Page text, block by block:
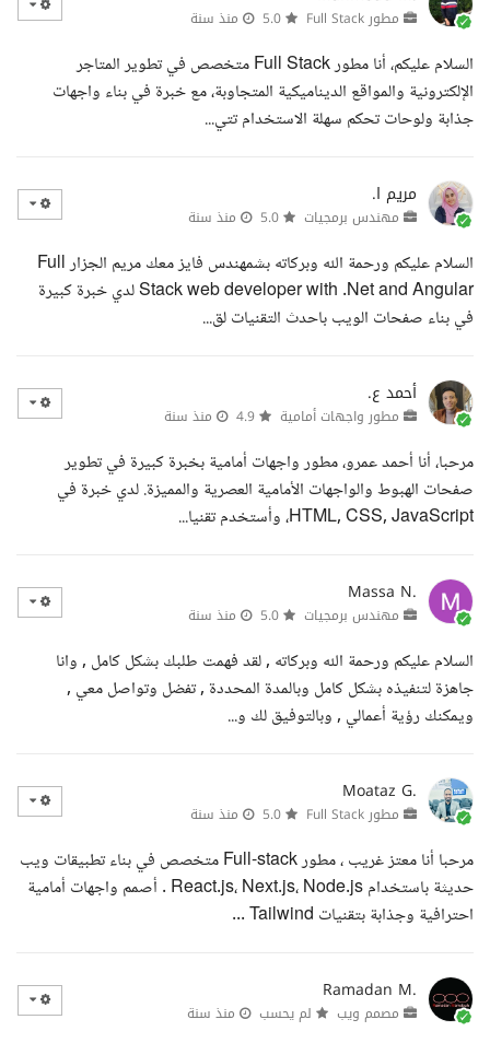
مطور Full Stack منذ سنة
السلام عليكم، أنا مطور Full Stack متخصص في تطوير المتاجر
الإلكترونية والمواقع الديناميكية المتجاوبة، مع خبرة في بناء واجهات
جذابة ولوحات تحكم سهلة الاستخدام تتي...
مريم ا.
مهندس برمجيات منذ سنة
السلام عليكم ورحمة الله وبركاته بشمهندس فايز معك مريم الجزار Full
Stack web developer with .Net and Angular لدي خبرة كبيرة
في بناء صفحات الويب باحدث التقنيات لق...
أحمد ع.
مطور واجهات أمامية منذ سنة
مرحبا، أنا أحمد عمرو، مطور واجهات أمامية بخبرة كبيرة في تطوير
صفحات الهبوط والواجهات الأمامية العصرية والمميزة. لدي خبرة في
HTML, CSS, JavaScript، وأستخدم تقنيا...
Massa N.
مهندس برمجيات منذ سنة
السلام عليكم ورحمة الله وبركاته , لقد فهمت طلبك بشكل كامل , وانا
جاهزة لتنفيذه بشكل كامل وبالمدة المحددة , تفضل وتواصل معي ,
ويمكنك رؤية أعمالي , وبالتوفيق لك و...
Moataz G.
مطور Full Stack منذ سنة
مرحبا أنا معتز غريب ، مطور Full-stack متخصص في بناء تطبيقات ويب
حديثة باستخدام React.js، Next.js، Node.js . أصمم واجهات أمامية
احترافية وجذابة بتقنيات Tailwind ...
Ramadan M.
مصمم ويب لم يحسب منذ سنة